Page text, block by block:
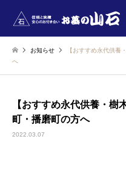
お知らせ
【おすすめ永代供養
へ
【おすすめ永代供養・樹
町・播磨町の方へ
2022.03.07